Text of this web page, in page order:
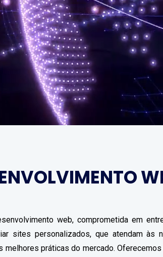
web, comprometida em
sites personalizados, que atendam às
melhores práticas do mercado.